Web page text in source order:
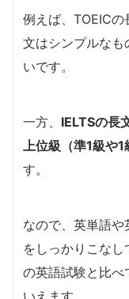
例えば、TOEIC
文はシンプルなも
いです。
一方、 IELTSの長
上位級（準1級や
す。
なので、英単語
をしっかりこな
の英語試験と比べ